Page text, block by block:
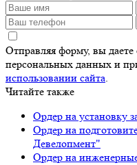
Отправляя форму, вы даете
персональных данных и
использовании сайта.
Читайте также
Ордер на установку
Ордер на
Девелопмент"
Ордер на